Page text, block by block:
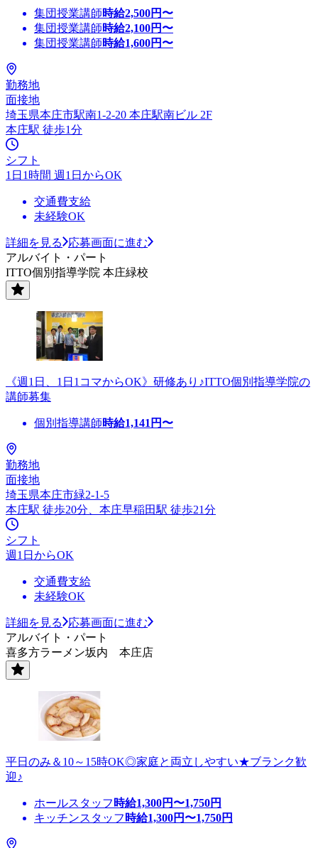
集団授業講師時給2,500円〜
集団授業講師時給2,100円〜
集団授業講師時給1,600円〜
勤務地
面接地
埼玉県本庄市駅南1-2-20 本庄駅南ビル 2F
本庄駅 徒歩1分
シフト
1日1時間 週1日からOK
交通費支給
未経験OK
詳細を見る
応募画面に進む
アルバイト・パート
ITTO個別指導学院 本庄緑校
《週1日、1日1コマからOK》研修あり♪ITTO個別指導学院の
講師募集
個別指導講師時給1,141 円〜
勤務地
面接地
埼玉県本庄市緑2-1-5
本庄駅 徒歩20分、本庄早稲田駅 徒歩21分
シフト
週1日からOK
交通費支給
未経験OK
詳細を見る
応募画面に進む
アルバイト・パート
喜多方ラーメン坂内 本庄店
平日のみ＆10～15時OK◎家庭と両立しやすい★ブランク歓
迎♪
ホールスタッフ 時給1,300円〜1,750円
キッチンスタッフ 時給1,300円〜1,750円